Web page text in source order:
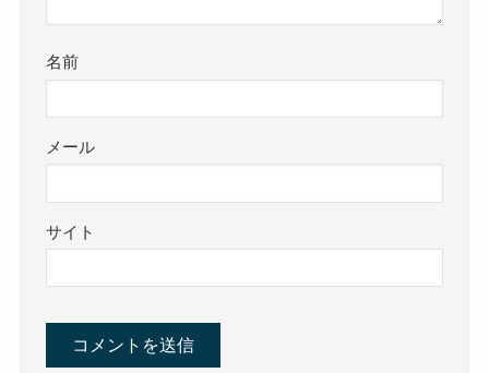
名前
メール
サイト